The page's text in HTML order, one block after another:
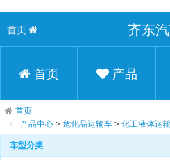
首页 齐东
首页 产品
首页
产品中心>危化品运输车>化工液体运
车型分类